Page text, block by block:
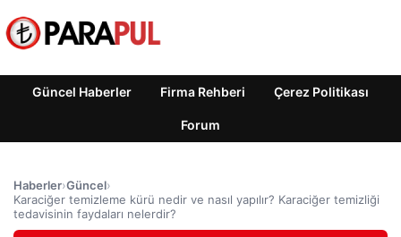
Güncel Haberler Firma Rehberi Çerez Politikası
Forum
Haberler›Güncel›
Karaciğer temizleme kürü nedir ve nasıl yapılır? Karaciğer temizliği
tedavisinin faydaları nelerdir?